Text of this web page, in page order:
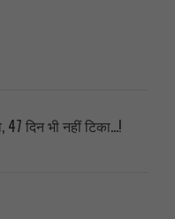
दिन भी नहीं टिका…!